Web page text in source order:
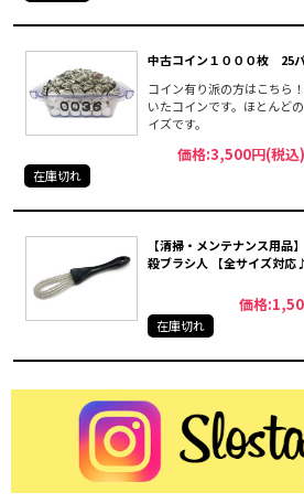
中古コイン１０００枚 25
コイン有り派の方はこちら
いたコインです。ほとんど
イズです。
価格:3,500円(税込)
在庫切れ
【清掃・メンテナンス用品
殺ブラシ人 【全サイズ対応♪
価格
在庫切れ